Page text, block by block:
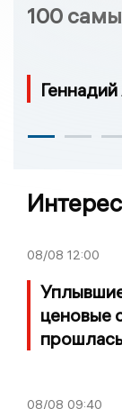
100
08/08 12:00
ценовые
08/08 09:40